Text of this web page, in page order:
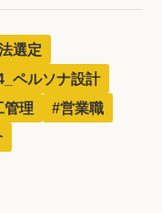
選定
ペルソナ設計
管理
#営業職